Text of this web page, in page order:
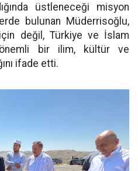
üstleneceği misyon
bulunan Müderrisoğlu,
değil, Türkiye ve İslam
önemli bir ilim, kültür ve
ifade etti.